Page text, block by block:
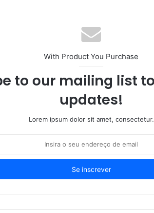
With Product You Purchase
to our mailing list
updates!
Lorem ipsum dolor sit amet, consectetur.